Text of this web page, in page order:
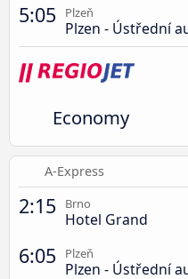
5:05 Plzeň
Plzen - Ústřední
Economy
A-Express
2:15 Brno
Hotel Grand
6:05 Plzeň
Plzen - Ústřední